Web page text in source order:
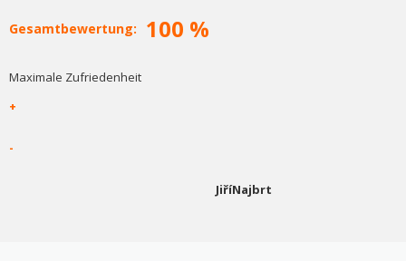
Gesamtbewertung: 100 %
Maximale Zufriedenheit
+
-
JiříNajbrt